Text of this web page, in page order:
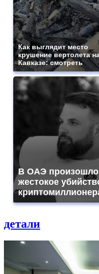
Как выглядит место
крушение вертолета
Кавказе: смотреть
В ОАЭ произошло
жестокое
детали